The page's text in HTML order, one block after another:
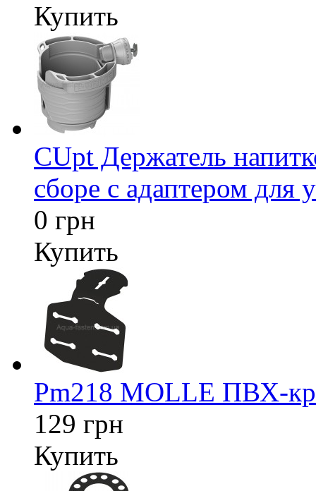
Купить
CUpt Держатель
сборе с адаптером для
0 грн
Купить
Pm218 MOLLE ПВХ-
129 грн
Купить